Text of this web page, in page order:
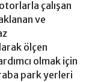
çalışan
ve
ölçen
olmak için
park yerleri